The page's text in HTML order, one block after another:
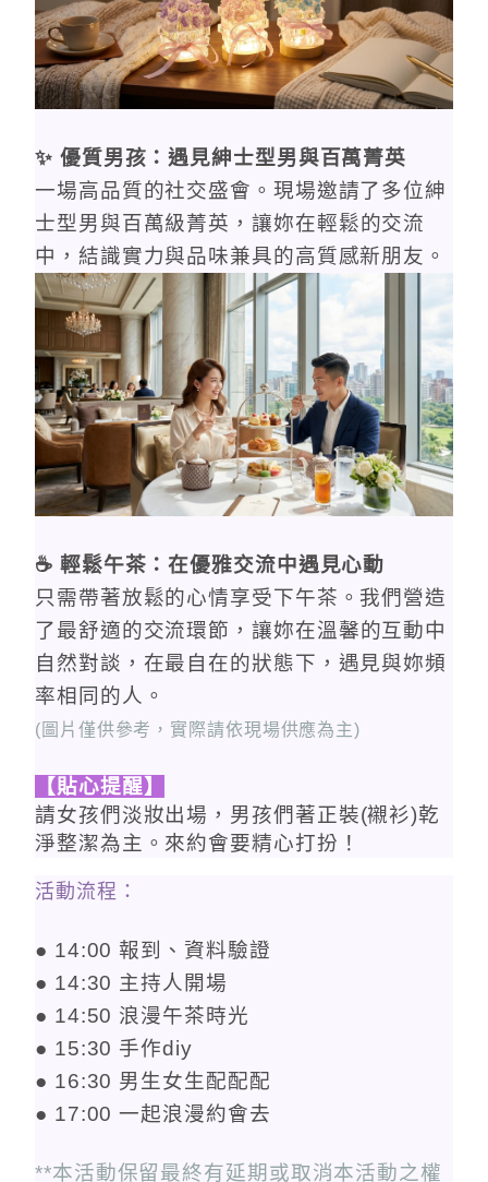
✨ 優質男孩：遇見紳士型男與百萬菁英
一場高品質的社交盛會。現場邀請了多位紳
士型男與百萬級菁英 ，讓妳在輕鬆的交流
中，結識實力與品味兼具的高質感新朋友。
☕ 輕鬆午茶：在優雅交流中遇見心動
只需帶著放鬆的心情享受下午茶。我們營造
了最舒適的交流環節 ，讓妳在溫馨的互動中
自然對談，在最自在的狀態下，遇見與妳頻
率相同的人。
(圖片僅供參考，實際請依現場供應為主)
【貼心提醒】
請女孩們淡妝出場，男孩們著正裝(襯衫)乾
淨整潔為主。來約會要精心打扮！
活動流程：
● 14:00 報到、資料驗證
● 14:30 主持人開場
● 14:50 浪漫午茶時光
● 15:30 手作diy
● 16:30 男生女生配配配
● 17:00 一起浪漫約會去
**本活動保留最終有延期或取消本活動之權